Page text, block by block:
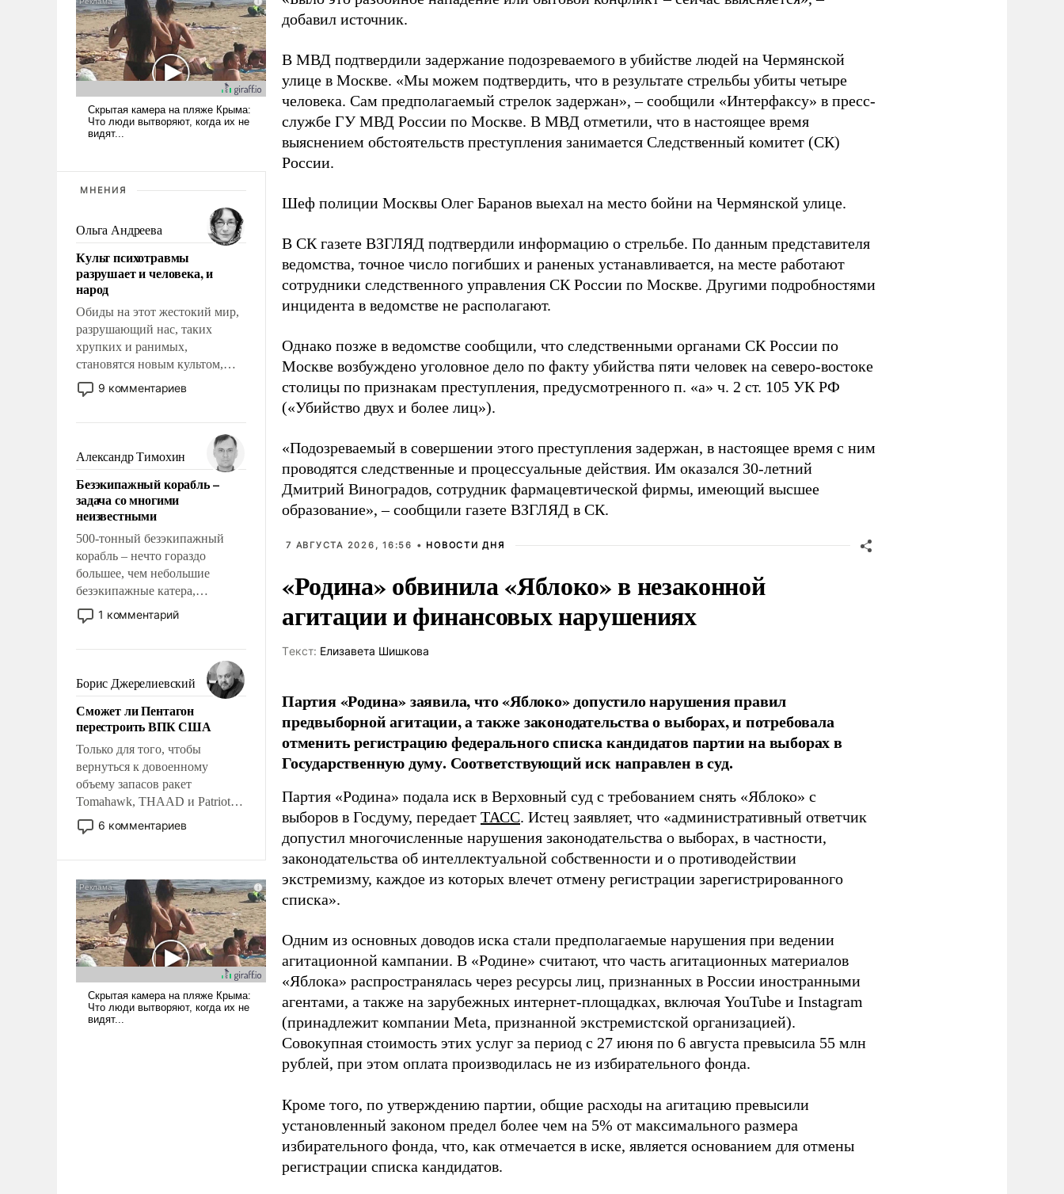
МНЕНИЯ
Ольга Андреева
Культ психотравмы
разрушает и человека, и
народ
Обиды на этот жестокий мир,
разрушающий нас, таких
хрупких и ранимых,
становятся новым культом,
постепенно вытесняя и
отменяя традиционное
мужественным и твердым под
ударами судьбы, брать на себя
ответственность, помогать
слабым, идти вперед и
адаптироваться.
9 комментариев
Александр Тимохин
Безэкипажный корабль –
задача со многими
неизвестными
500-тонный безэкипажный
корабль – нечто гораздо
большее, чем небольшие
безэкипажные катера,
применение которых уже
стало обыденностью. Задача по
сложна и амбициозна. Однако
и ее реализация радикально
поднимет наши боевые
возможности.
1 комментарий
Борис Джерелиевский
Сможет ли Пентагон
перестроить ВПК США
Только для того, чтобы
вернуться к довоенному
объему запасов ракет
Tomahawk, THAAD и Patriot
США потребуется более трех
лет. Даже небольшая война с
Сложившаяся ситуация
означает многолетний период
уязвимости США, например,
перед Китаем.
6 комментариев
добавил источник.
В МВД подтвердили задержание подозреваемого в убийстве людей на Чермянской
улице в Москве. «Мы можем подтвердить, что в результате стрельбы убиты четыре
человека. Сам предполагаемый стрелок задержан», – сообщили «Интерфаксу» в пресс-
службе ГУ МВД России по Москве. В МВД отметили, что в настоящее время
выяснением обстоятельств преступления занимается Следственный комитет (СК)
России.
Шеф полиции Москвы Олег Баранов выехал на место бойни на Чермянской улице.
В СК газете ВЗГЛЯД подтвердили информацию о стрельбе. По данным представителя
ведомства, точное число погибших и раненых устанавливается, на месте работают
сотрудники следственного управления СК России по Москве. Другими подробностями
инцидента в ведомстве не располагают.
Однако позже в ведомстве сообщили, что следственными органами СК России по
Москве возбуждено уголовное дело по факту убийства пяти человек на северо-востоке
столицы по признакам преступления, предусмотренного п. «а» ч. 2 ст. 105 УК РФ
(«Убийство двух и более лиц»).
«Подозреваемый в совершении этого преступления задержан, в настоящее время с ним
проводятся следственные и процессуальные действия. Им оказался 30-летний
Дмитрий Виноградов, сотрудник фармацевтической фирмы, имеющий высшее
образование», – сообщили газете ВЗГЛЯД в СК.
7 АВГУСТА 2026, 16:56 • НОВОСТИ ДНЯ
«Родина» обвинила «Яблоко» в незаконной
агитации и финансовых нарушениях
Tекст: Елизавета Шишкова
Партия «Родина» заявила, что «Яблоко» допустило нарушения правил
предвыборной агитации, а также законодательства о выборах, и потребовала
отменить регистрацию федерального списка кандидатов партии на выборах в
Государственную думу. Соответствующий иск направлен в суд.
Партия «Родина» подала иск в Верховный суд с требованием снять «Яблоко» с
выборов в Госдуму, передает ТАСС. Истец заявляет, что «административный ответчик
допустил многочисленные нарушения законодательства о выборах, в частности,
законодательства об интеллектуальной собственности и о противодействии
экстремизму, каждое из которых влечет отмену регистрации зарегистрированного
списка».
Одним из основных доводов иска стали предполагаемые нарушения при ведении
агитационной кампании. В «Родине» считают, что часть агитационных материалов
«Яблока» распространялась через ресурсы лиц, признанных в России иностранными
агентами, а также на зарубежных интернет-площадках, включая YouTube и Instagram
(принадлежит компании Meta, признанной экстремистской организацией).
Совокупная стоимость этих услуг за период с 27 июня по 6 августа превысила 55 млн
рублей, при этом оплата производилась не из избирательного фонда.
Кроме того, по утверждению партии, общие расходы на агитацию превысили
установленный законом предел более чем на 5% от максимального размера
избирательного фонда, что, как отмечается в иске, является основанием для отмены
регистрации списка кандидатов.